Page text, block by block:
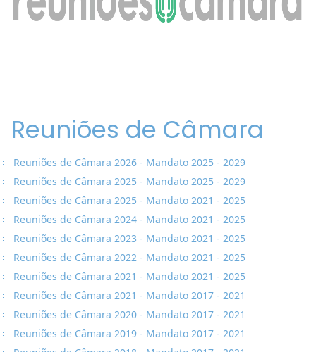
Reuniões de Câmara
Reuniões de Câmara 2026 - Mandato 2025 - 2029
Reuniões de Câmara 2025 - Mandato 2025 - 2029
Reuniões de Câmara 2025 - Mandato 2021 - 2025
Reuniões de Câmara 2024 - Mandato 2021 - 2025
Reuniões de Câmara 2023 - Mandato 2021 - 2025
Reuniões de Câmara 2022 - Mandato 2021 - 2025
Reuniões de Câmara 2021 - Mandato 2021 - 2025
Reuniões de Câmara 2021 - Mandato 2017 - 2021
Reuniões de Câmara 2020 - Mandato 2017 - 2021
Reuniões de Câmara 2019 - Mandato 2017 - 2021